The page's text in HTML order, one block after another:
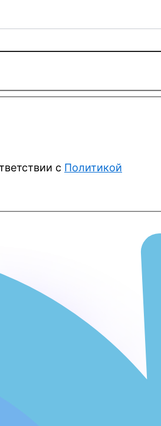
с Политикой